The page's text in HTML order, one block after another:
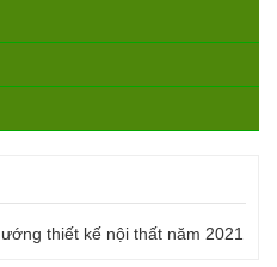
thiết kế nội thất năm 2021